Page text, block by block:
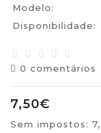
Modelo:
Disponibilidade:
0 comentários
7,50€
Sem impostos: